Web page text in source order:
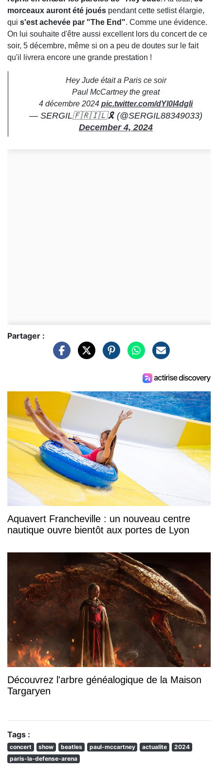
morceaux auront été joués pendant cette setlist élargie,
qui s'est achevée par "The End". Comme une évidence.
On lui souhaite d'être aussi excellent lors du concert de ce
soir, 5 décembre, même si on a peu de doutes sur le fait
qu'il livrera encore une grande prestation !
Hey Jude était a Paris ce soir
Paul McCartney the great
4 décembre 2024 pic.twitter.com/dYl0I4dgIi
— SERGIL🇫🇷🇮🇱🎗️ (@SERGIL88349033)
December 4, 2024
Partager :
Aquavert Francheville : un nouveau centre
nautique ouvre bientôt aux portes de Lyon
Découvrez l'arbre généalogique de la Maison
Targaryen
Tags :
concert show beatles paul-mccartney actualite
2024
paris-la-defense-arena